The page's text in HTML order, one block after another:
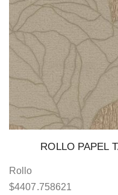
ROLLO PAPEL
Rollo
$4407.758621